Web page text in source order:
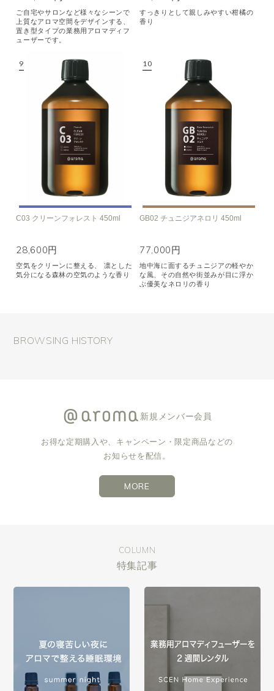
ご自宅やサロンなど様々なシーンで
上質なアロマ空間をデザインする、
置き型タイプの業務用アロマディフ
ューザーです。
すっきりとして親しみやすい柑橘の
香り
C03 クリーンフォレスト 450ml
28,600円
空気をクリーンに整える、 凛とした
気分になる森林の空気のような香り
GB02 チュニジアネロリ 450ml
77,000円
地中海に面するチュニジアの軽やか
な風、その自然や街並みが目に浮か
ぶ優美なネロリの香り
BROWSING HISTORY
新規メンバー会員
お得な定期購入や、キャンペーン・限定商品などの
お知らせを配信。
MORE
COLUMN
特集記事